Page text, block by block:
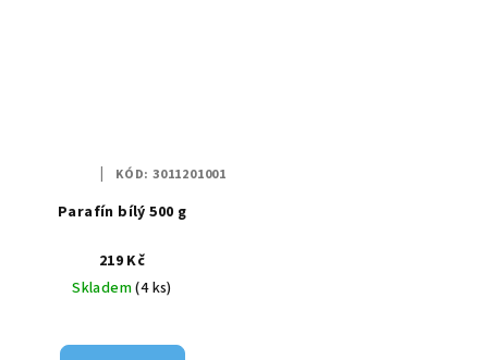
Parafín bílý 500 g
219 Kč
Skladem(4 ks)
KÓD: 3011201001